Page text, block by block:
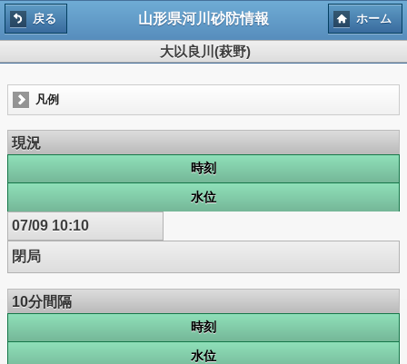
戻る 山形県河川砂防情報 ホーム
大以良川(萩野)
凡例
現況
時刻
水位
07/09 10:10
閉局
10分間隔
時刻
水位